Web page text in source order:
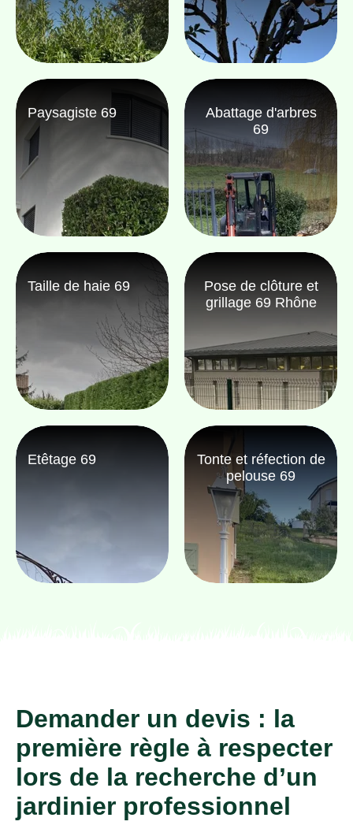
Paysagiste 69
Abattage d'arbres
69
Taille de haie 69
Pose de clôture et
grillage 69 Rhône
Etêtage 69
Tonte et réfection de
pelouse 69
Demander un devis : la
première règle à respecter
lors de la recherche d’un
jardinier professionnel